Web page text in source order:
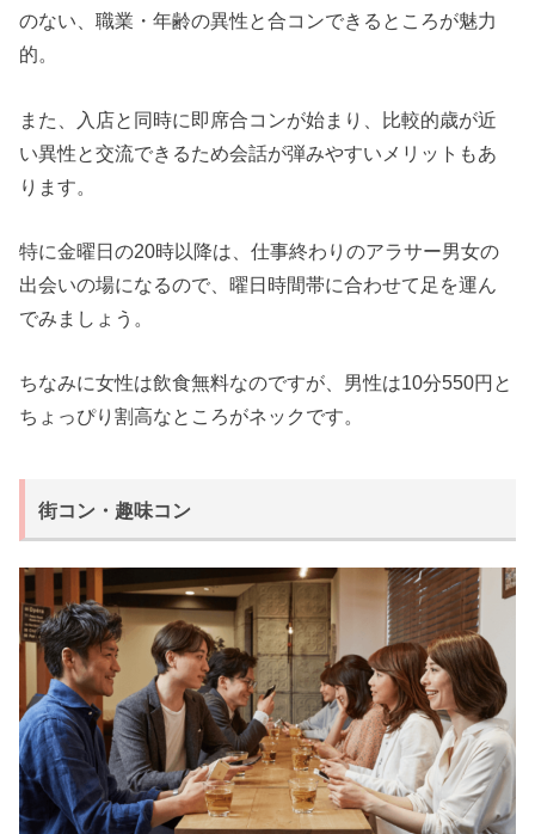
のない、職業・年齢の異性と合コンできるところが魅力
的。
また、入店と同時に即席合コンが始まり、比較的歳が近
い異性と交流できるため会話が弾みやすいメリットもあ
ります。
特に金曜日の20時以降は、仕事終わりのアラサー男女の
出会いの場になるので、曜日時間帯に合わせて足を運ん
でみましょう。
ちなみに女性は飲食無料なのですが、男性は10分550円と
ちょっぴり割高なところがネックです。
街コン・趣味コン